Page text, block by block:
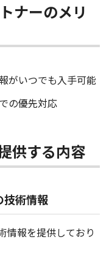
ナーのメリ
がいつでも入手可能
の優先対応
供する内容
技術情報
情報を提供しており